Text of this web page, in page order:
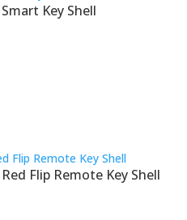
Key Shell
Flip Remote Key Shell